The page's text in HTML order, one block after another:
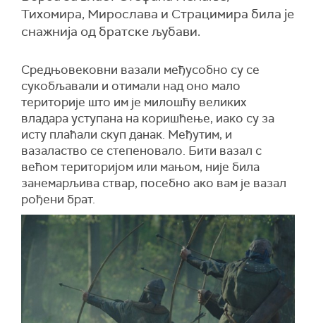
Тихомира, Мирослава и Страцимира била је
снажнија од братске љубави.
Средњовековни вазали међусобно су се
сукобљавали и отимали над оно мало
територије што им је милошћу великих
владара уступана на коришћење, иако су за
исту плаћали скуп данак. Међутим, и
вазаластво се степеновало. Бити вазал с
већом територијом или мањом, није била
занемарљива ствар, посебно ако вам је вазал
рођени брат.